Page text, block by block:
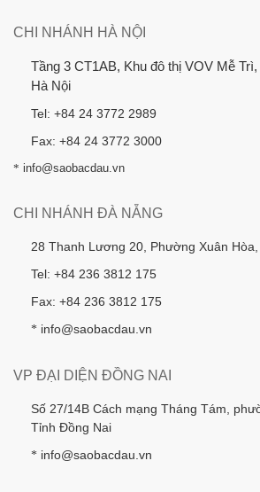
CHI NHÁNH HÀ NỘI
Tầng 3 CT1AB, Khu đô thị VOV Mễ
Hà Nội
Tel: +84 24 3772 2989
Fax: +84 24 3772 3000
* info@saobacdau.vn
CHI NHÁNH ĐÀ NẴNG
28 Thanh Lương 20, Phường Xuân
Tel: +84 236 3812 175
Fax: +84 236 3812 175
* info@saobacdau.vn
VP ĐẠI DIỆN ĐỒNG NAI
Số 27/14B Cách mạng Tháng Tám,
Tỉnh Đồng Nai
* info@saobacdau.vn